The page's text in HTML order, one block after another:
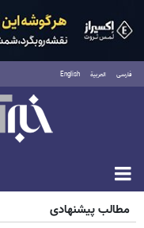
فارسی العربية English
جمعه ۱۶ مرداد ۱۴۰۵
مطالب پیشنهادی